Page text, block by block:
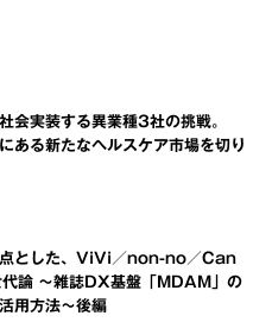
会実装する異業種3社の挑戦。
ある新たなヘルスケア市場を切り
点とした、ViVi／non-no／Can
論 ～雑誌DX基盤「MDAM」の
用方法～後編